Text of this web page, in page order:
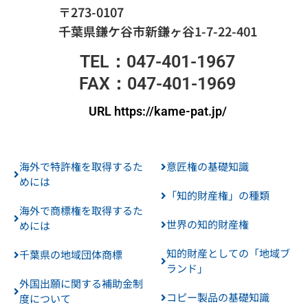
〒273-0107
千葉県鎌ケ谷市新鎌ヶ谷1-7-22-401
TEL：047-401-1967
FAX：047-401-1969
URL https://kame-pat.jp/
海外で特許権を取得するた
めには
海外で商標権を取得するた
めには
千葉県の地域団体商標
外国出願に関する補助金制
度について
意匠権の基礎知識
「知的財産権」の種類
世界の知的財産権
知的財産としての「地域ブ
ランド」
コピー製品の基礎知識